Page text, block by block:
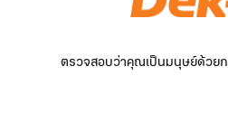
ตรวจสอบว่าคุณเป็นมนุษย์ด้วยก